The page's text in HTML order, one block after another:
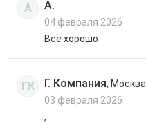
А А.
04 февраля 2026
Все хорошо
ГК Г. Компания, Москва
03 февраля 2026
,